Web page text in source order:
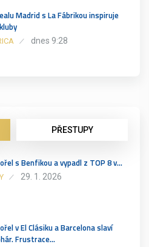
Madrid s La Fábrikou inspiruje
dnes 9:28
PŘESTUPY
s Benfikou a vypadl z TOP 8 v…
29. 1. 2026
v El Clásiku a Barcelona slaví
Frustrace…